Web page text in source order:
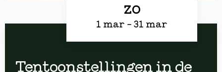
zo
1 mar - 31 mar
Tentoonstellingen in de